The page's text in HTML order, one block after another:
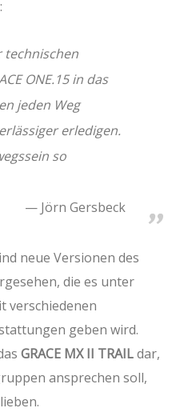
technischen
ONE.15 in das
jeden Weg
erledigen.
so
Jörn Gersbeck
neue Versionen des
die es unter
verschiedenen
geben wird.
GRACE MX II TRAILdar,
ansprechen soll,